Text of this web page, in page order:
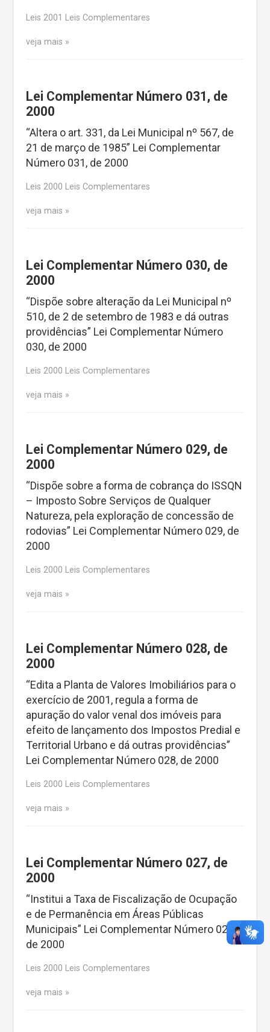
Leis 2001 Leis Complementares
veja mais
Lei Complementar Número 031, de
2000
“Altera o art. 331, da Lei Municipal nº 567, de
21 de março de 1985” Lei Complementar
Número 031, de 2000
Leis 2000 Leis Complementares
veja mais
Lei Complementar Número 030, de
2000
“Dispõe sobre alteração da Lei Municipal nº
510, de 2 de setembro de 1983 e dá outras
providências” Lei Complementar Número
030, de 2000
Leis 2000 Leis Complementares
veja mais
Lei Complementar Número 029, de
2000
“Dispõe sobre a forma de cobrança do ISSQN
– Imposto Sobre Serviços de Qualquer
Natureza, pela exploração de concessão de
rodovias” Lei Complementar Número 029, de
2000
Leis 2000 Leis Complementares
veja mais
Lei Complementar Número 028, de
2000
“Edita a Planta de Valores Imobiliários para o
exercício de 2001, regula a forma de
apuração do valor venal dos imóveis para
efeito de lançamento dos Impostos Predial e
Territorial Urbano e dá outras providências”
Lei Complementar Número 028, de 2000
Leis 2000 Leis Complementares
veja mais
Lei Complementar Número 027, de
2000
“Institui a Taxa de Fiscalização de Ocupação
e de Permanência em Áreas Públicas
Municipais” Lei Complementar Número 027,
de 2000
Leis 2000 Leis Complementares
veja mais